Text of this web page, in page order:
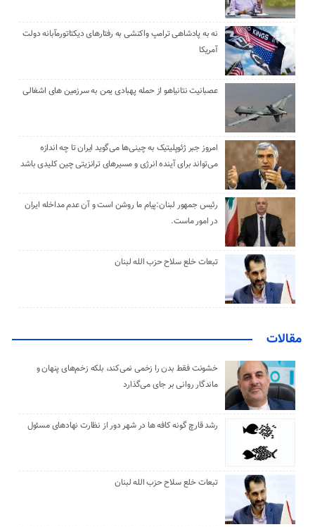
نه به پادشاهی ترامپ واکنشی به رفتارهای دیکتاتورمآبانه دولت
آمریکا
عصبانیت نتانیاهو از حمله پهبادی یمن به سرزمین های اشغالی
امروز جبر ژئوپلیتیک به چینی‌ها می‌گوید ایران تا چه اندازه
می‌تواند برای آینده انرژی و مسیرهای ترانزیتی چین کلیدی باشد
رئیس جمهور لبنان:پیام ما روشن است و آن عدم مداخله ایران
در امور ماست.
تبعات خلع سلاح حزب الله لبنان
مقالات
خشونت فقط بدن را زخمی نمی‌کند، بلکه زخم‌های پنهان و
ماندگار روانی بر جای می‌گذارد
رشد قارچ گونه کافه ها در شهر دور از نظارت نهادهای مسئول
تبعات خلع سلاح حزب الله لبنان